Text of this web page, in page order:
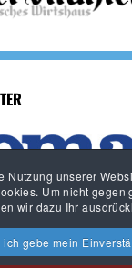
Nutzung unserer
Um nicht gegen
wir dazu Ihr
ich gebe mein
LÖWEN-